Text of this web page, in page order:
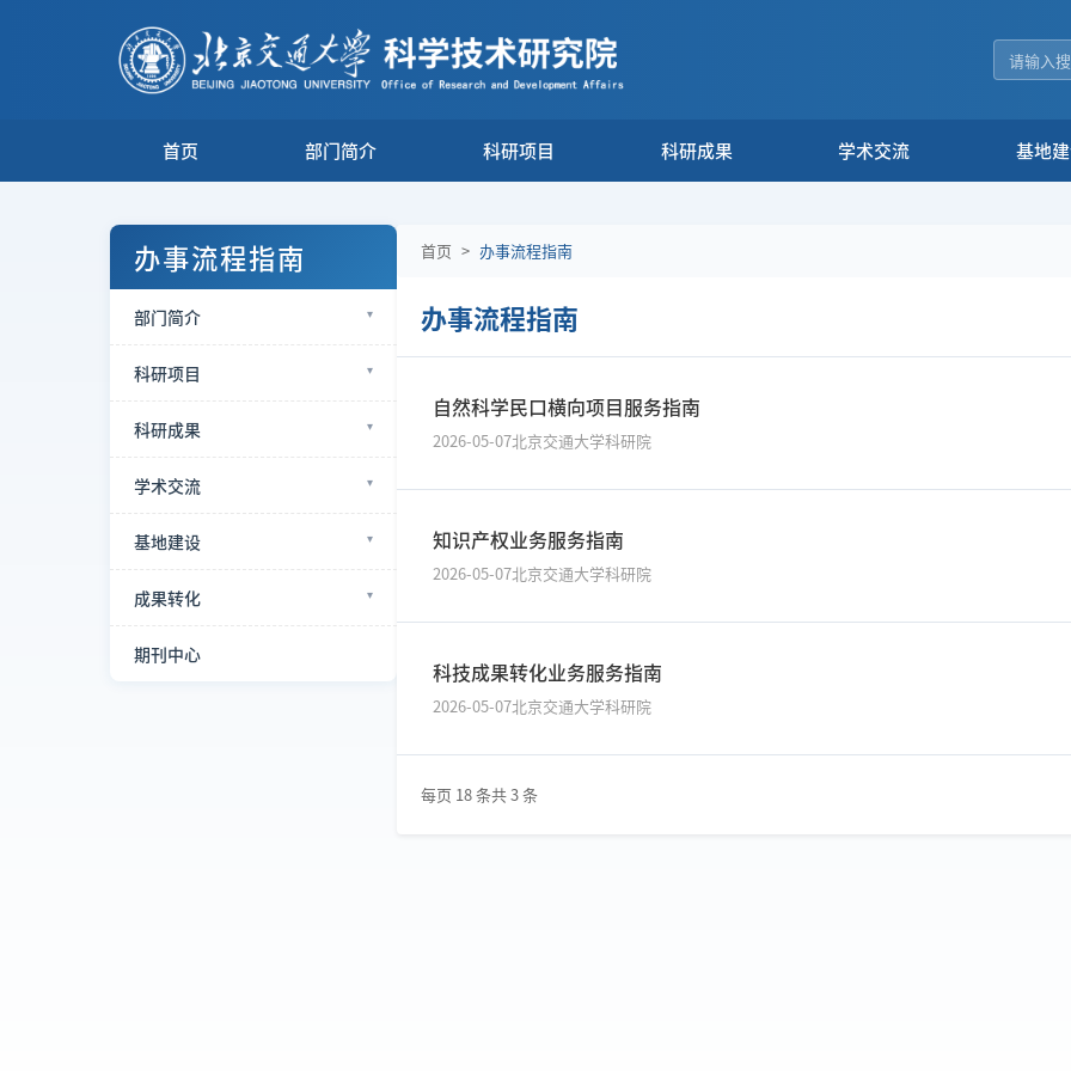
首页 部门简介 科研项目 科研成果 学术交流 基地
办事流程指南
部门简介
科研项目
科研成果
学术交流
基地建设
成果转化
期刊中心
首页 > 办事流程指南
办事流程指南
自然科学民口横向项目服务指南
2026-05-07北京交通大学科研院
知识产权业务服务指南
2026-05-07北京交通大学科研院
科技成果转化业务服务指南
2026-05-07北京交通大学科研院
每页 18 条共 3 条